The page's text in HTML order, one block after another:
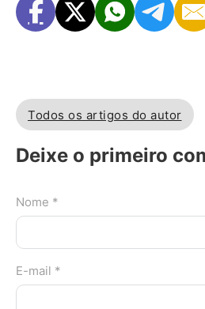
Todos os artigos do autor
Deixe o primeiro
Nome *
E-mail *